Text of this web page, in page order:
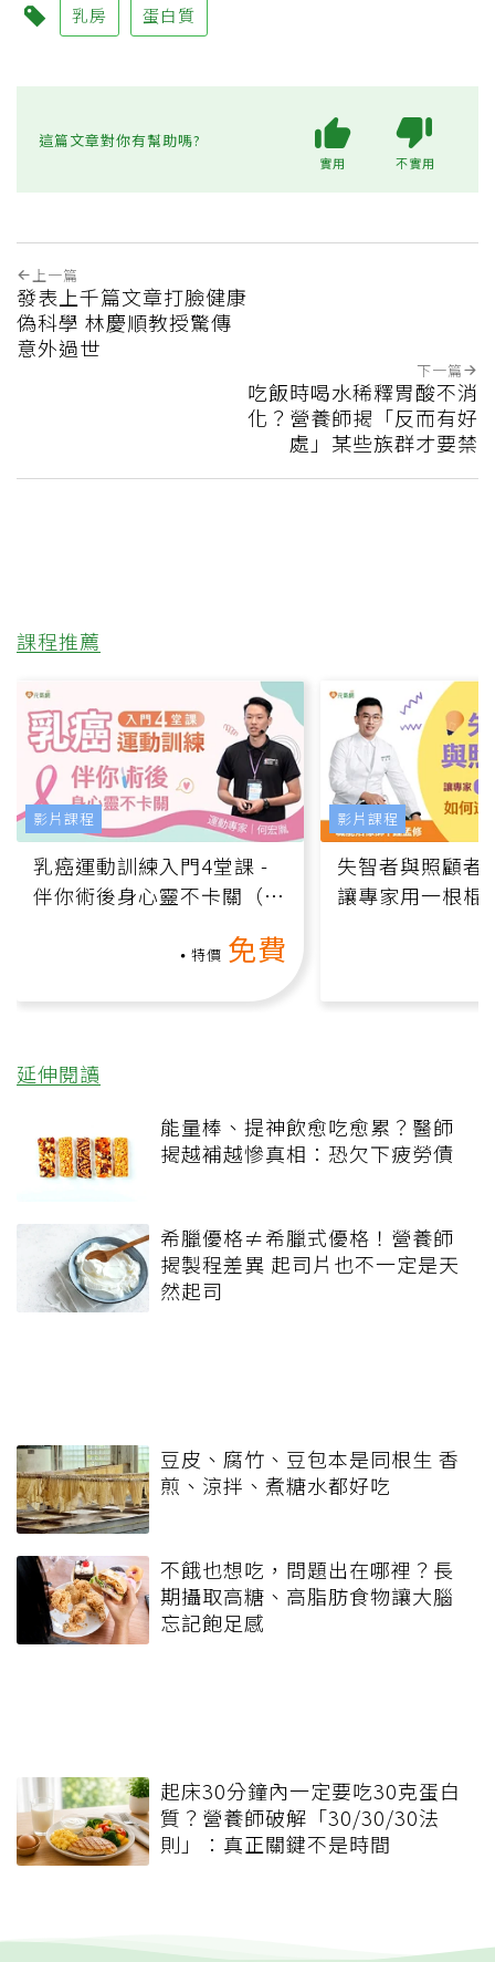
乳房 蛋白質
這篇文章對你有幫助嗎?
實用 不實用
上一篇
發表上千篇文章打臉健康
偽科學 林慶順教授驚傳
意外過世
下一篇
吃飯時喝水稀釋胃酸不消
化？營養師揭「反而有好
處」某些族群才要禁
課程推薦
乳癌運動訓練入門4堂課 -
伴你術後身心靈不卡關（線
特價 免費
影片課程
失智者與照顧者
讓專家用一根棍
影片課程
延伸閱讀
能量棒、提神飲愈吃愈累？醫師
揭越補越慘真相：恐欠下疲勞債
希臘優格≠希臘式優格！營養師
揭製程差異 起司片也不一定是天
然起司
豆皮、腐竹、豆包本是同根生 香
煎、涼拌、煮糖水都好吃
不餓也想吃，問題出在哪裡？長
期攝取高糖、高脂肪食物讓大腦
忘記飽足感
起床30分鐘內一定要吃30克蛋白
質？營養師破解「30/30/30法
則」：真正關鍵不是時間